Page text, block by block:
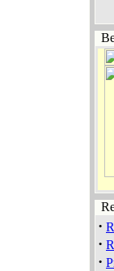
·
·
·